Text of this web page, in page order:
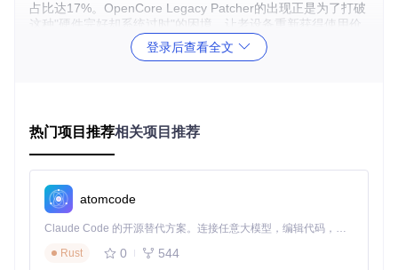
占比达17%。OpenCore Legacy Patcher的出现正是为了打破
这种"硬件完好却系统过时"的困境，让老设备重新获得使用价
核心原理：引导层的"欺天过海"术
OpenCore Legacy Patcher的核心创新在于重构了macOS的
引导流程。传统引导方式中，苹果固件会严格检查硬件型号与
系统版本的匹配性，而该工具通过在EFI分区植入定制化引导
程序，能够模拟新硬件的特性参数，使最新macOS系统误认
为运行在支持的设备上。
登录后查看全文
热门项目推荐相关项目推荐
atomcode
Claude Code 的开源替代方案。连接任意大模型，编辑代码，运行命令，自动验证 — 全自动执行。用 Rust 构建，极致性能。 ｜ An open-source alternative to Claude Code. Connect any LLM, edit code, run commands, and verify changes — autonomously. Built in Rust for speed. Get Started
Rust
0 544